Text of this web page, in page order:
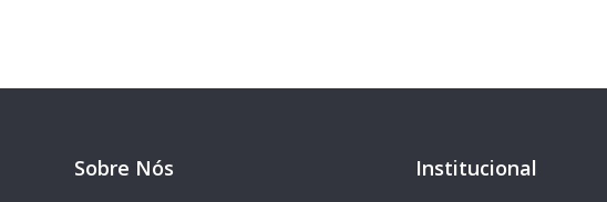
Sobre Nós Institucional